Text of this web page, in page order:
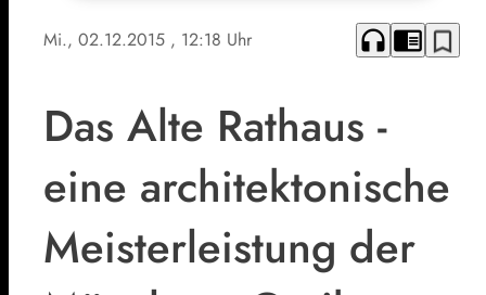
Mi., 02.12.2015 , 12:18 Uhr headphones chrome_reader_mode bookmark_border
Das Alte Rathaus -
eine architektonische
Meisterleistung der